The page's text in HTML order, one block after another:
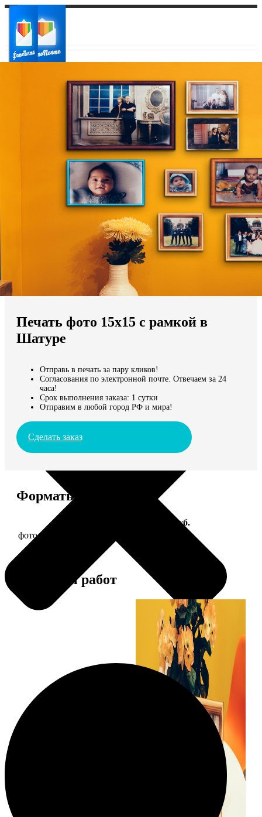
Ваш регион доставки
Выберите из списка:
Мы доставляем по всему миру
Продолжить без города
Печать фото 15х15 с рамкой в
Шатуре
Отправь в печать за пару кликов!
Согласования по электронной почте. Отвечаем за 24
часа!
Срок выполнения заказа: 1 сутки
Отправим в любой город РФ и мира!
Сделать заказ
Форматы и цены
Цена, руб.
фото 15х15 в деревянной рамке
Примеры работ